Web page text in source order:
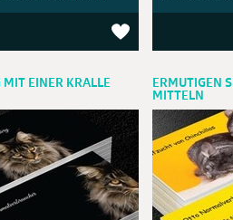
EINER KRALLE
ERMUTIGEN
MITTELN